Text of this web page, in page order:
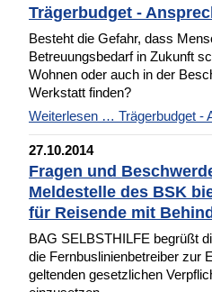
Trägerbudget -
Besteht die Gefahr, dass
Betreuungsbedarf in Zukunft
Wohnen oder auch in der
Werkstatt finden?
Weiterlesen …Trägerbudget -
27.10.2014
Fragen und
Meldestelle des BSK
für Reisende mit
BAG SELBSTHILFE begrüßt
die Fernbuslinienbetreiber zur
geltenden gesetzlichen